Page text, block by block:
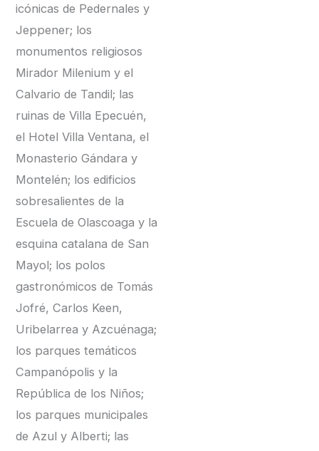
icónicas de Pedernales y
Jeppener; los
monumentos religiosos
Mirador Milenium y el
Calvario de Tandil; las
ruinas de Villa Epecuén,
el Hotel Villa Ventana, el
Monasterio Gándara y
Montelén; los edificios
sobresalientes de la
Escuela de Olascoaga y la
esquina catalana de San
Mayol; los polos
gastronómicos de Tomás
Jofré, Carlos Keen,
Uribelarrea y Azcuénaga;
los parques temáticos
Campanópolis y la
República de los Niños;
los parques municipales
de Azul y Alberti; las